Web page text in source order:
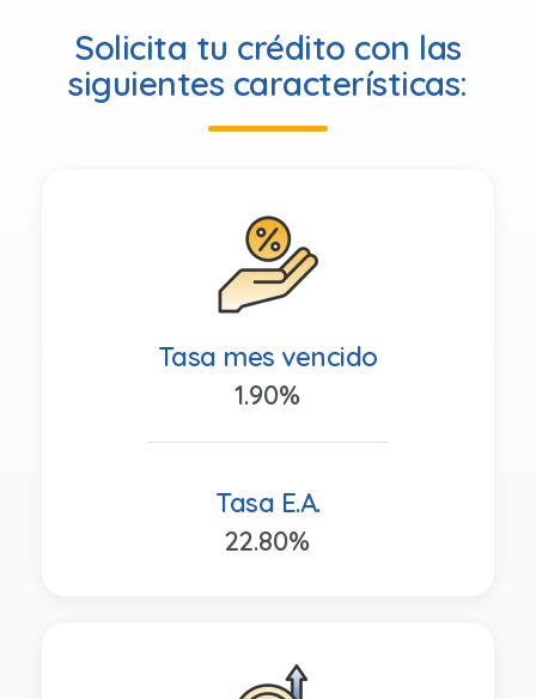
Solicita tu crédito con las
siguientes características:
Tasa mes vencido
1.90%
Tasa E.A.
22.80%